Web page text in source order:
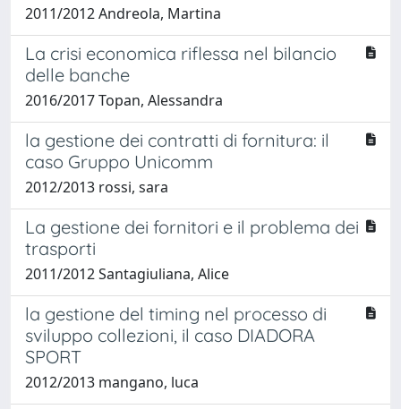
2011/2012 Andreola, Martina
La crisi economica riflessa nel bilancio
delle banche
2016/2017 Topan, Alessandra
la gestione dei contratti di fornitura: il
caso Gruppo Unicomm
2012/2013 rossi, sara
La gestione dei fornitori e il problema dei
trasporti
2011/2012 Santagiuliana, Alice
la gestione del timing nel processo di
sviluppo collezioni, il caso DIADORA
SPORT
2012/2013 mangano, luca